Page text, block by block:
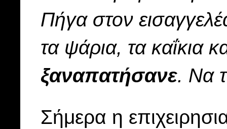
Πήγα στον
τα ψάρια, τα καΐκια
ξαναπατήσανε. Να
Σήμερα η